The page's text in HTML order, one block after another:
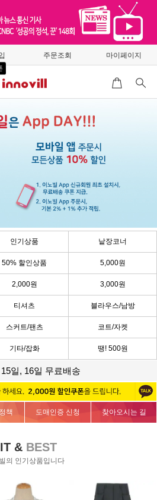
주문조회 마이페이지
인기상품 낱장코너
50% 할인상품 5,000원
2,000원 3,000원
티셔츠 블라우스/남방
스커트/팬츠 코트/자켓
기타/잡화 땡! 500원
일, 16일 무료배송
책 도매인증 신청 찾아오시는 길
& BEST
의 인기상품입니다